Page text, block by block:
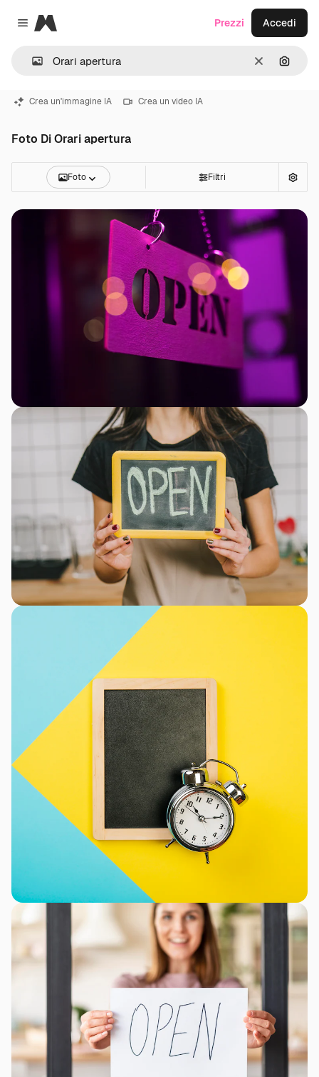
Close menu
Magnific
CancellaCerca
Prezzi Accedi
Crea un'immagine IA Crea un video IA
Foto Di Orari apertura
Foto Filtri